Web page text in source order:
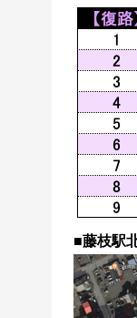
■藤枝駅